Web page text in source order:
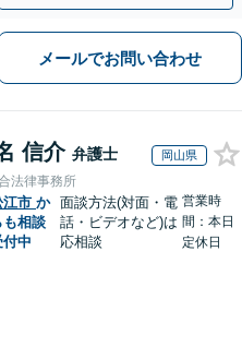
メールでお問い合わせ
信介 弁護士 岡山県
法律事務所
江市 か
も相談
付中
面談方法(対面・電
話・ビデオなど)は
応相談
営業時
間：本日
定休日